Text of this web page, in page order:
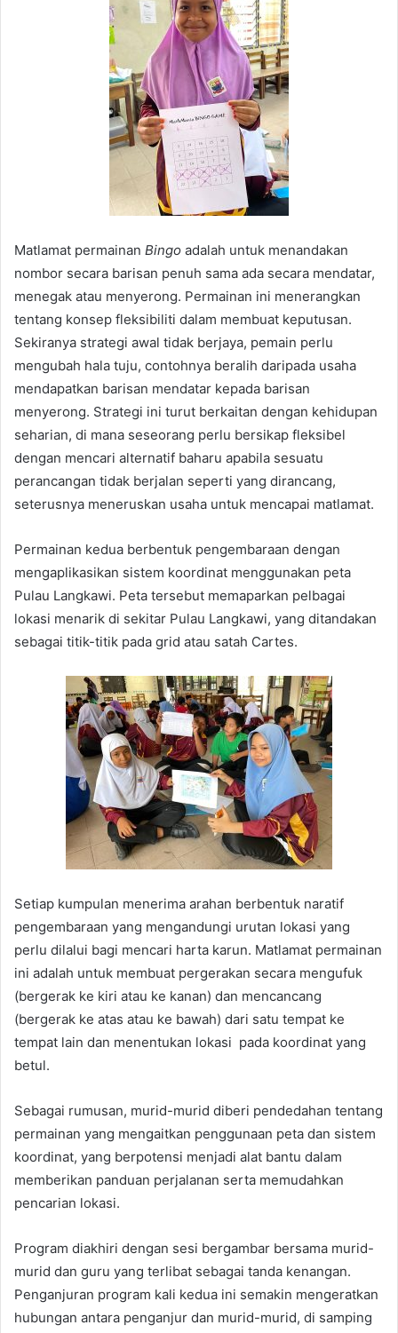
Matlamat permainan Bingo adalah untuk menandakan
nombor secara barisan penuh sama ada secara mendatar,
menegak atau menyerong. Permainan ini menerangkan
tentang konsep fleksibiliti dalam membuat keputusan.
Sekiranya strategi awal tidak berjaya, pemain perlu
mengubah hala tuju, contohnya beralih daripada usaha
mendapatkan barisan mendatar kepada barisan
menyerong. Strategi ini turut berkaitan dengan kehidupan
seharian, di mana seseorang perlu bersikap fleksibel
dengan mencari alternatif baharu apabila sesuatu
perancangan tidak berjalan seperti yang dirancang,
seterusnya meneruskan usaha untuk mencapai matlamat.
Permainan kedua berbentuk pengembaraan dengan
mengaplikasikan sistem koordinat menggunakan peta
Pulau Langkawi. Peta tersebut memaparkan pelbagai
lokasi menarik di sekitar Pulau Langkawi, yang ditandakan
sebagai titik-titik pada grid atau satah Cartes.
Setiap kumpulan menerima arahan berbentuk naratif
pengembaraan yang mengandungi urutan lokasi yang
perlu dilalui bagi mencari harta karun. Matlamat permainan
ini adalah untuk membuat pergerakan secara mengufuk
(bergerak ke kiri atau ke kanan) dan mencancang
(bergerak ke atas atau ke bawah) dari satu tempat ke
tempat lain dan menentukan lokasi pada koordinat yang
betul.
Sebagai rumusan, murid-murid diberi pendedahan tentang
permainan yang mengaitkan penggunaan peta dan sistem
koordinat, yang berpotensi menjadi alat bantu dalam
memberikan panduan perjalanan serta memudahkan
pencarian lokasi.
Program diakhiri dengan sesi bergambar bersama murid-
murid dan guru yang terlibat sebagai tanda kenangan.
Penganjuran program kali kedua ini semakin mengeratkan
hubungan antara penganjur dan murid-murid, di samping